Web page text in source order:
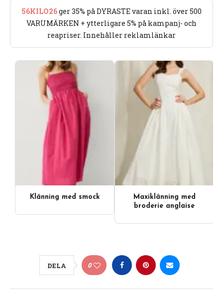
56KILO26ger 35% på DYRASTE varan inkl. över 500
VARUMÄRKEN + ytterligare 5% på kampanj- och
reapriser. Innehåller reklamlänkar
Klänning med smock
Maxiklänning med
broderie anglaise
DELA 0